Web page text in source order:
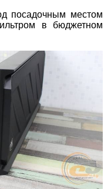
посадочным местом
в бюджетном